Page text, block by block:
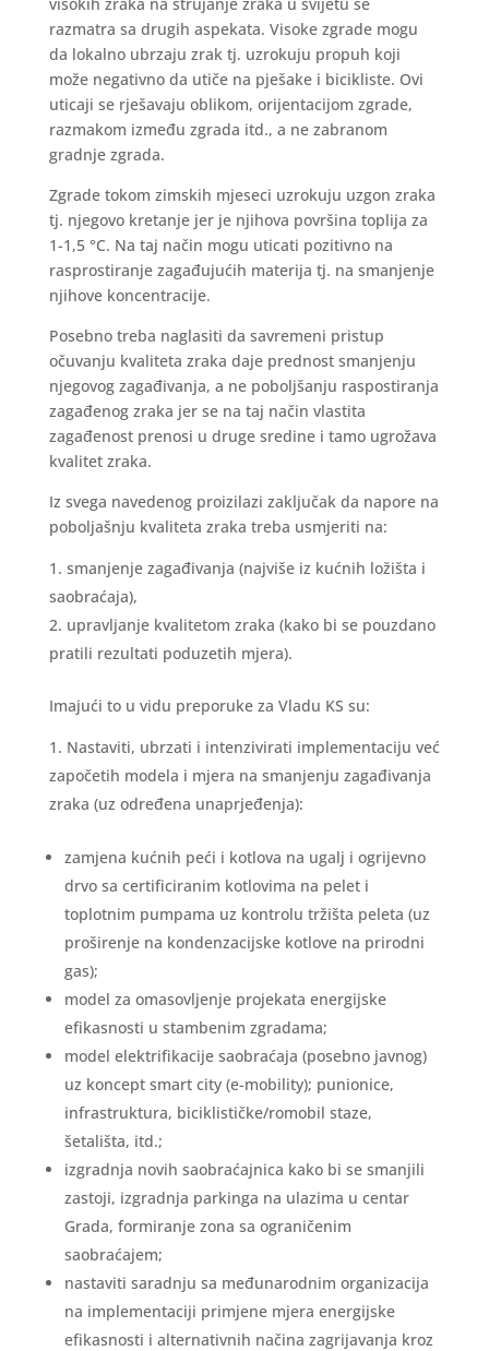
razmatra sa drugih aspekata. Visoke zgrade mogu
da lokalno ubrzaju zrak tj. uzrokuju propuh koji
može negativno da utiče na pješake i bicikliste. Ovi
uticaji se rješavaju oblikom, orijentacijom zgrade,
razmakom između zgrada itd., a ne zabranom
gradnje zgrada.
Zgrade tokom zimskih mjeseci uzrokuju uzgon zraka
tj. njegovo kretanje jer je njihova površina toplija za
1-1,5 °C. Na taj način mogu uticati pozitivno na
rasprostiranje zagađujućih materija tj. na smanjenje
njihove koncentracije.
Posebno treba naglasiti da savremeni pristup
očuvanju kvaliteta zraka daje prednost smanjenju
njegovog zagađivanja, a ne poboljšanju raspostiranja
zagađenog zraka jer se na taj način vlastita
zagađenost prenosi u druge sredine i tamo ugrožava
kvalitet zraka.
Iz svega navedenog proizilazi zaključak da napore na
poboljašnju kvaliteta zraka treba usmjeriti na:
smanjenje zagađivanja (najviše iz kućnih ložišta i
saobraćaja),
upravljanje kvalitetom zraka (kako bi se pouzdano
pratili rezultati poduzetih mjera).
Imajući to u vidu preporuke za Vladu KS su:
Nastaviti, ubrzati i intenzivirati implementaciju već
započetih modela i mjera na smanjenju zagađivanja
zraka (uz određena unaprjeđenja):
zamjena kućnih peći i kotlova na ugalj i ogrijevno
drvo sa certificiranim kotlovima na pelet i
toplotnim pumpama uz kontrolu tržišta peleta (uz
proširenje na kondenzacijske kotlove na prirodni
gas);
model za omasovljenje projekata energijske
efikasnosti u stambenim zgradama;
model elektrifikacije saobraćaja (posebno javnog)
uz koncept smart city (e-mobility); punionice,
infrastruktura, biciklističke/romobil staze,
šetališta, itd.;
izgradnja novih saobraćajnica kako bi se smanjili
zastoji, izgradnja parkinga na ulazima u centar
Grada, formiranje zona sa ograničenim
saobraćajem;
nastaviti saradnju sa međunarodnim organizacija
na implementaciji primjene mjera energijske
efikasnosti i alternativnih načina zagrijavanja kroz